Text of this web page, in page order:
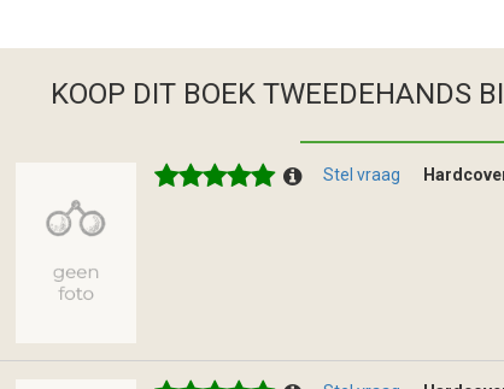
KOOP DIT BOEK TWEEDEHANDS
Stel vraag